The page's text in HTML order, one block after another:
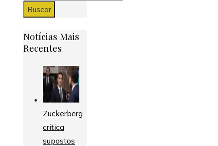
Notícias Mais
Recentes
Zuckerberg
critica
supostos